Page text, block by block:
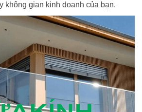
không gian kinh doanh của bạn.